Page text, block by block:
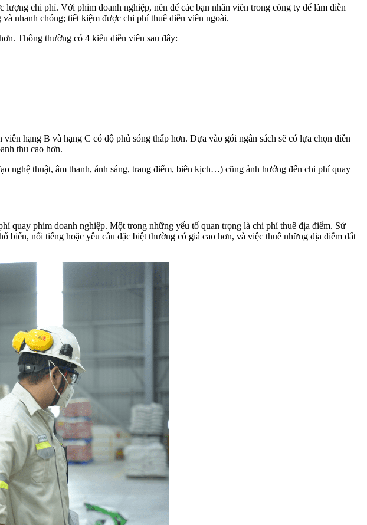
chi phí. Với phim doanh nghiệp, nên để các bạn nhân viên trong công ty để làm diễn
nhanh chóng; tiết kiệm được chi phí thuê diễn viên ngoài.
Thông thường có 4 kiểu diễn viên sau đây:
viên hạng B và hạng C có độ phủ sóng thấp hơn. Dựa vào gói ngân sách sẽ có lựa chọn diễn
thu cao hơn.
nghệ thuật, âm thanh, ánh sáng, trang điểm, biên kịch…) cũng ảnh hưởng đến chi phí quay
quay phim doanh nghiệp. Một trong những yếu tố quan trọng là chi phí thuê địa điểm. Sử
nổi tiếng hoặc yêu cầu đặc biệt thường có giá cao hơn, và việc thuê những địa điểm đắt